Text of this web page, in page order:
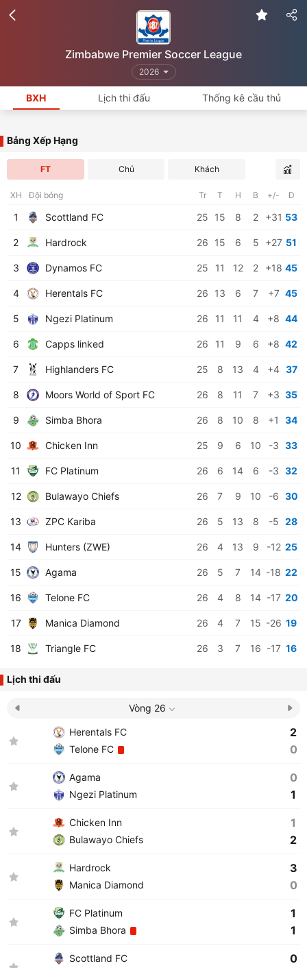
Zimbabwe Premier Soccer League
2026
BXH Lịch thi đấu Thống kê cầu thủ
Bảng Xếp Hạng
FT Chủ Khách
XH Đội bóng Tr T H B +/- Đ
1 Scottland FC 25 15 8 2 +31 53
2 Hardrock 26 15 6 5 +27 51
3 Dynamos FC 25 11 12 2 +18 45
4 Herentals FC 26 13 6 7 +7 45
5 Ngezi Platinum 26 11 11 4 +8 44
6 Capps linked 26 11 9 6 +8 42
7 Highlanders FC 25 8 13 4 +4 37
8 Moors World of Sport FC 26 8 11 7 +3 35
9 Simba Bhora 26 8 10 8 +1 34
10 Chicken Inn 25 9 6 10 -3 33
11 FC Platinum 26 6 14 6 -3 32
12 Bulawayo Chiefs 26 7 9 10 -6 30
13 ZPC Kariba 26 5 13 8 -5 28
14 Hunters (ZWE) 26 4 13 9 -12 25
15 Agama 26 5 7 14 -18 22
16 Telone FC 26 4 8 14 -17 20
17 Manica Diamond 26 4 7 15 -26 19
18 Triangle FC 26 3 7 16 -17 16
Lịch thi đấu
Vòng 26
Herentals FC
Telone FC
2
0
Agama
Ngezi Platinum
0
1
Chicken Inn
Bulawayo Chiefs
1
2
Hardrock
Manica Diamond
3
0
FC Platinum
Simba Bhora
1
1
Scottland FC
0